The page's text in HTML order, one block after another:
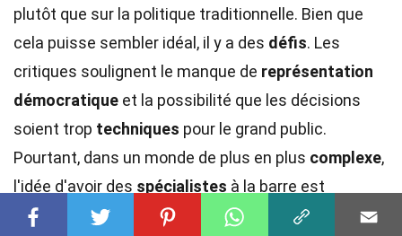
plutôt que sur la politique traditionnelle. Bien que
cela puisse sembler idéal, il y a des défis. Les
critiques soulignent le manque de représentation
démocratique et la possibilité que les décisions
soient trop techniques pour le grand public.
Pourtant, dans un monde de plus en plus complexe,
l'idée d'avoir des spécialistes à la barre est
séduisante. La
technocratie
n'est pas sans